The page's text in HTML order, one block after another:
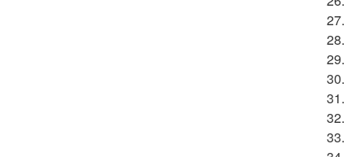
27.
28.
29.
30.
31.
32.
33.